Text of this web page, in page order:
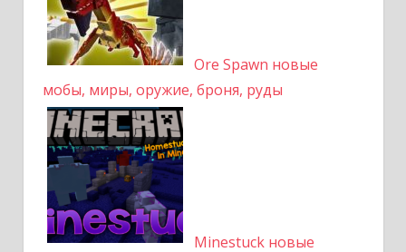
Ore Spawn новые
мобы, миры, оружие, броня, руды
Minestuck новые